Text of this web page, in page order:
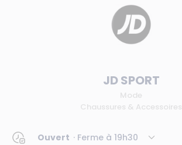
JD SPORT
Mode
Chaussures & Accessoires
Ouvert · Ferme à 19h30